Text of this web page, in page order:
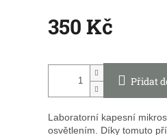
350 Kč
cena:
Přidat
Laboratorní kapesní
osvětlením. Díky tomuto